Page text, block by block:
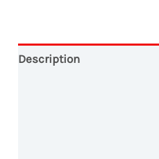
Description